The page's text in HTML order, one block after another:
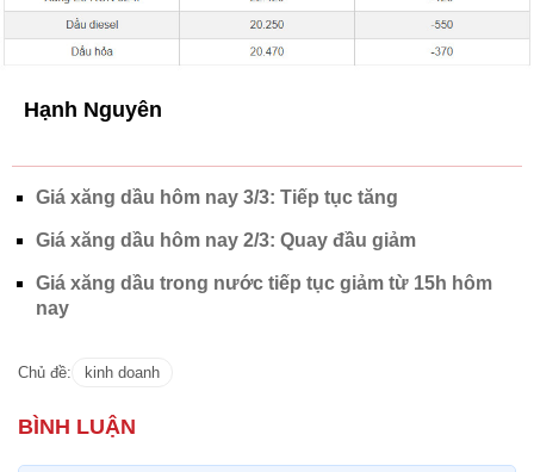
Hạnh Nguyên
Giá xăng dầu hôm nay 3/3: Tiếp tục tăng
Giá xăng dầu hôm nay 2/3: Quay đầu giảm
Giá xăng dầu trong nước tiếp tục giảm từ 15h hôm
nay
Chủ đề: kinh doanh